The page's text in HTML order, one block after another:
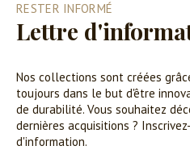
RESTER INFORMÉ
Lettre
Nos collections sont créées
toujours dans le but d'être
de durabilité. Vous souhaitez
dernières acquisitions ?
d'information.